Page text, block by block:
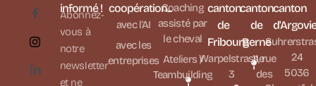
informé !
Abonnez-
vous à
notre
newsletter
et ne
coopération...
avec l'AI
avec les
entreprises
Coaching
assisté par
le cheval
Ateliers /
Teambuilding
canton
de
Fribourg
Warpelstrasse
3
canton
de
Berne
11, rue
des
canton
d'Argovie
24
5036